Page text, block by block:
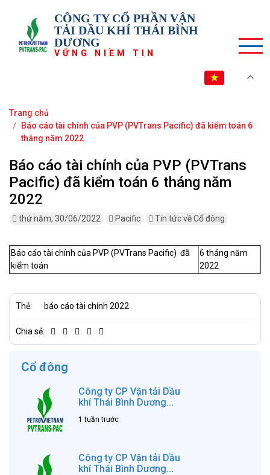
CÔNG TY CỔ PHẦN VẬN
TẢI DẦU KHÍ THÁI BÌNH
DƯƠNG
VỮNG NIỀM TIN
Trang chủ
Báo cáo tài chính của PVP (PVTrans Pacific) đã kiểm toán 6
tháng năm 2022
Báo cáo tài chính của PVP (PVTrans
Pacific) đã kiểm toán 6 tháng năm
2022
thứ năm, 30/06/2022 Pacific Tin tức về Cổ đông
Báo cáo tài chính của PVP (PVTrans Pacific) đã
kiểm toán
6 tháng năm
2022
Thẻ: báo cáo tài chính 2022
Chia sẻ:
Cổ đông
Công ty CP Vận tải Dầu
khí Thái Bình Dương...
1 tuần trước
Công ty CP Vận tải Dầu
khí Thái Bình Dương...